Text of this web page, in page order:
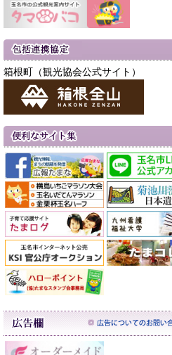
箱根町（観光協会公式サイト）